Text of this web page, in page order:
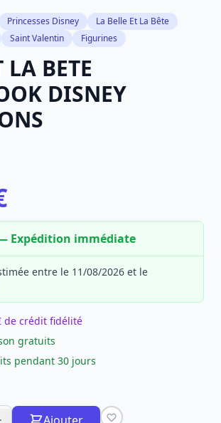
Princesses Disney
La Belle Et La Bête
Saint Valentin Figurines
LA BETE
DISNEY
Expédition immédiate
entre le 11/08/2026 et le
de crédit fidélité
gratuits
pendant 30 jours